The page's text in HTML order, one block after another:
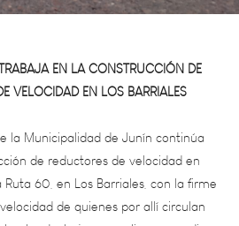
EN LA CONSTRUCCIÓN DE
EN LOS BARRIALES
de Junín continúa
de reductores de velocidad en
60, en Los Barriales, con la firme
de quienes por allí circulan
Los trabajos se realizan a media